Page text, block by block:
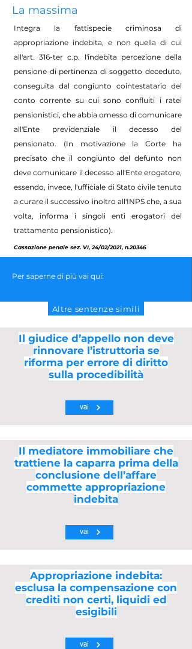
La massima
Integra la fattispecie criminosa di
appropriazione indebita, e non quella di cui
all'art. 316-ter c.p. l'indebita percezione della
pensione di pertinenza di soggetto deceduto,
conseguita dal congiunto cointestatario del
conto corrente su cui sono confluiti i ratei
pensionistici, che abbia omesso di comunicare
all'Ente previdenziale il decesso del
pensionato. (In motivazione la Corte ha
precisato che il congiunto del defunto non
deve comunicare il decesso all'Ente erogatore,
essendo, invece, l'ufficiale di Stato civile tenuto
a curare il successivo inoltro all'INPS che, a sua
volta, informa i singoli enti erogatori del
trattamento pensionistico).
Cassazione penale sez. VI, 24/02/2021, n.20346
Per saperne di più vai qui:
Altre sentenze simili
Il giudice d’appello non deve
rinnovare l’istruttoria se
riforma per errore di diritto
sulla procedibilità
vai
Il mediatore immobiliare che
trattiene la caparra prima della
conclusione dell’affare
commette appropriazione
indebita
vai
Appropriazione indebita:
esclusa la compensazione con
crediti non certi, liquidi ed
esigibili
vai